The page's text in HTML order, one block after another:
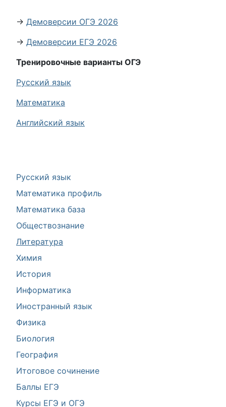
Русский язык
Математика профиль
Математика база
Обществознание
Литература
Химия
История
Информатика
Иностранный язык
Физика
Биология
География
Итоговое сочинение
Баллы ЕГЭ
Курсы ЕГЭ и ОГЭ
→ Демоверсии ОГЭ 2026
→ Демоверсии ЕГЭ 2026
Тренировочные варианты ОГЭ
Русский язык
Математика
Английский язык